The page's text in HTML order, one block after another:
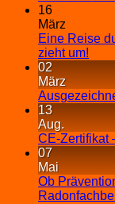
16
März
Eine Reise
zieht um!
02
März
13
Aug.
CE-Zertifikat
07
Mai
Ob